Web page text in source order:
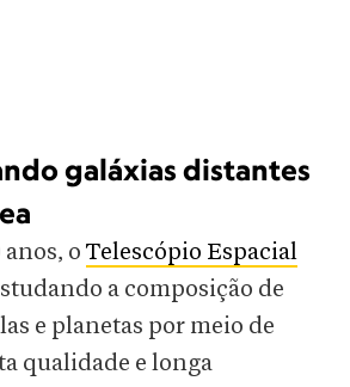
galáxias distantes
o Telescópio Espacial
a composição de
e planetas por meio de
qualidade e longa